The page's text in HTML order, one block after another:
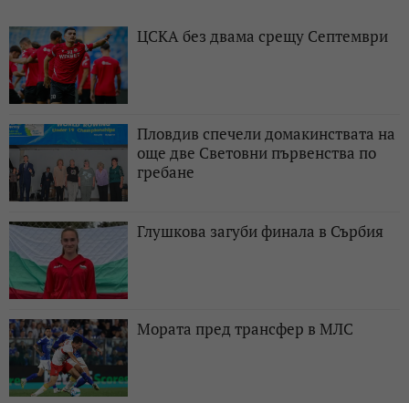
ЦСКА без двама срещу Септември
Пловдив спечели домакинствата на
още две Световни първенства по
гребане
Глушкова загуби финала в Сърбия
Мората пред трансфер в МЛС